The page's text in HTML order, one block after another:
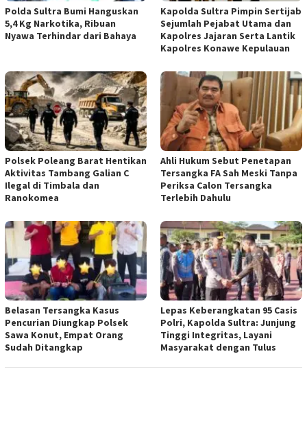
Polda Sultra Bumi Hanguskan
5,4 Kg Narkotika, Ribuan
Nyawa Terhindar dari Bahaya
Kapolda Sultra Pimpin Sertijab
Sejumlah Pejabat Utama dan
Kapolres Jajaran Serta Lantik
Kapolres Konawe Kepulauan
Polsek Poleang Barat Hentikan
Aktivitas Tambang Galian C
Ilegal di Timbala dan
Ranokomea
Ahli Hukum Sebut Penetapan
Tersangka FA Sah Meski Tanpa
Periksa Calon Tersangka
Terlebih Dahulu
Belasan Tersangka Kasus
Pencurian Diungkap Polsek
Sawa Konut, Empat Orang
Sudah Ditangkap
Lepas Keberangkatan 95 Casis
Polri, Kapolda Sultra: Junjung
Tinggi Integritas, Layani
Masyarakat dengan Tulus